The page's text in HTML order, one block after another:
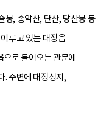
봉, 송악산, 단산, 당산봉 등
루고 있는 대정읍
로 들어오는 관문에
. 주변에 대정성지,